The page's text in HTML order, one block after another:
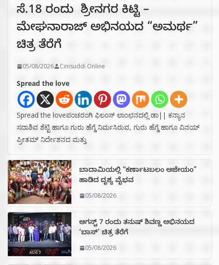
ಸೆ.18 ರಂದು ಶ್ರೀನಗರ ಕಿಟ್ಟಿ –
ಮೇಘನಾರಾಜ್ ಅಭಿನಯದ “ಅಮರ್ಥ”
ಚಿತ್ರ ತೆರೆಗೆ
05/08/2026 Cinisuddi Online
Spread the love
Spread the loveಪಂಚರಂಗಿ ಫಿಲಂಸ್ ಲಾಂಛನದಲ್ಲಿ ಡಾ|| ಕನ್ಯಾನ
ಸದಾಶಿವ ಶೆಟ್ಟಿ ಹಾಗೂ ಗುರು ಹೆಗ್ಡೆ ನಿರ್ಮಸಿರುವ, ಗುರು ಹೆಗ್ಡೆ ಹಾಗೂ ವಿನಯ್
ಪ್ರೀತಮ್ ನಿರ್ದೇಶನದ ಮತ್ತು
ಬಾದಾಮಿಯಲ್ಲಿ “ಕರ್ಣಾಟಬಲಂ ಅಜೇಯಂ”
ಹಾಡಿದ ದೃಶ್ಯ ವೈಭವ
05/08/2026
ಆಗಸ್ಟ್ 7 ರಂದು ತನುಷ್ ಶಿವಣ್ಣ ಅಭಿನಯದ
‘ಬಾಸ್’ ಚಿತ್ರ ತೆರೆಗೆ
05/08/2026